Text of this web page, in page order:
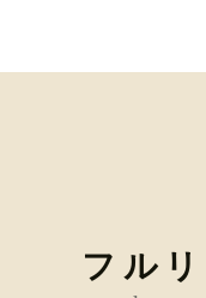
フル